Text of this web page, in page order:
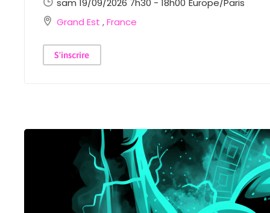
sam 19/09/2026 7h30 - 18h00 Europe/Paris
Grand Est ,France
S'inscrire